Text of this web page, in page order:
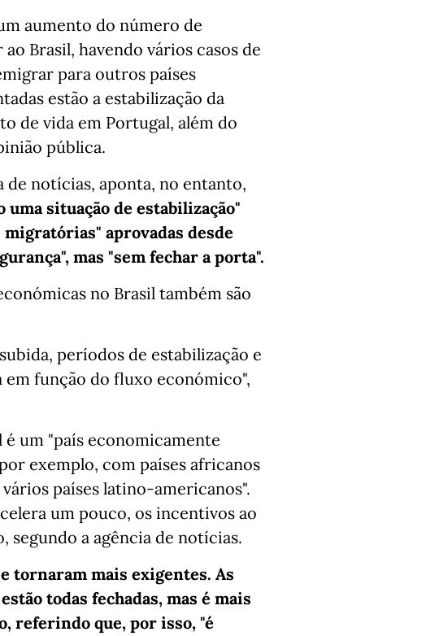
aumento do número de
Brasil, havendo vários casos de
para outros países
estão a estabilização da
de vida em Portugal, além do
pública.
de notícias, aponta, no entanto,
situação de estabilização"
aprovadas desde
mas "sem fechar a porta".
no Brasil também são
períodos de estabilização e
função do fluxo económico",
um "país economicamente
exemplo, com países africanos
países latino-americanos".
um pouco, os incentivos ao
segundo a agência de notícias.
tornaram mais exigentes. As
todas fechadas, mas é mais
referindo que, por isso, "é